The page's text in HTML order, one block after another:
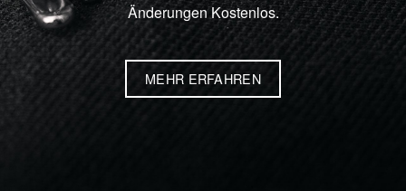
Änderungen Kostenlos.
MEHR ERFAHREN